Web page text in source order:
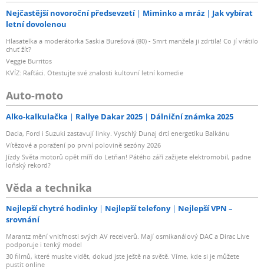
Nejčastější novoroční předsevzetí Miminko a mráz
Jak vybírat
letní dovolenou
Hlasatelka a moderátorka Saskia Burešová (80) - Smrt manžela ji zdrtila! Co jí vrátilo
chuť žít?
Veggie Burritos
KVÍZ: Rafťáci. Otestujte své znalosti kultovní letní komedie
Auto-moto
Alko-kalkulačka Rallye Dakar 2025 Dálniční známka 2025
Dacia, Ford i Suzuki zastavují linky. Vyschlý Dunaj drtí energetiku Balkánu
Vítězové a poražení po první polovině sezóny 2026
Jízdy Světa motorů opět míří do Letňan! Pátého září zažijete elektromobil, padne
loňský rekord?
Věda a technika
Nejlepší chytré hodinky Nejlepší telefony
Nejlepší VPN –
srovnání
Marantz mění vnitřnosti svých AV receiverů. Mají osmikanálový DAC a Dirac Live
podporuje i tenký model
30 filmů, které musíte vidět, dokud jste ještě na světě. Víme, kde si je můžete
pustit online